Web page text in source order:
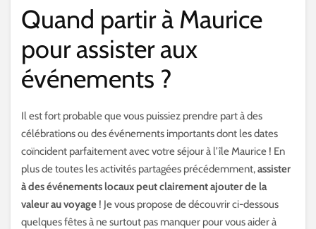
Quand partir à Maurice
pour assister aux
événements ?
Il est fort probable que vous puissiez prendre part à des
célébrations ou des événements importants dont les dates
coïncident parfaitement avec votre séjour à l’île Maurice ! En
plus de toutes les activités partagées précédemment,assister
à des événements locaux peut clairement ajouter de la
valeur au voyage ! Je vous propose de découvrir ci-dessous
quelques fêtes à ne surtout pas manquer pour vous aider à